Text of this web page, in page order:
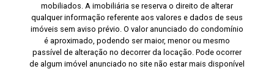
mobiliados. A imobiliária se reserva o direito de alterar
qualquer informação referente aos valores e dados de seus
imóveis sem aviso prévio. O valor anunciado do condomínio
é aproximado, podendo ser maior, menor ou mesmo
passível de alteração no decorrer da locação. Pode ocorrer
de algum imóvel anunciado no site não estar mais disponível